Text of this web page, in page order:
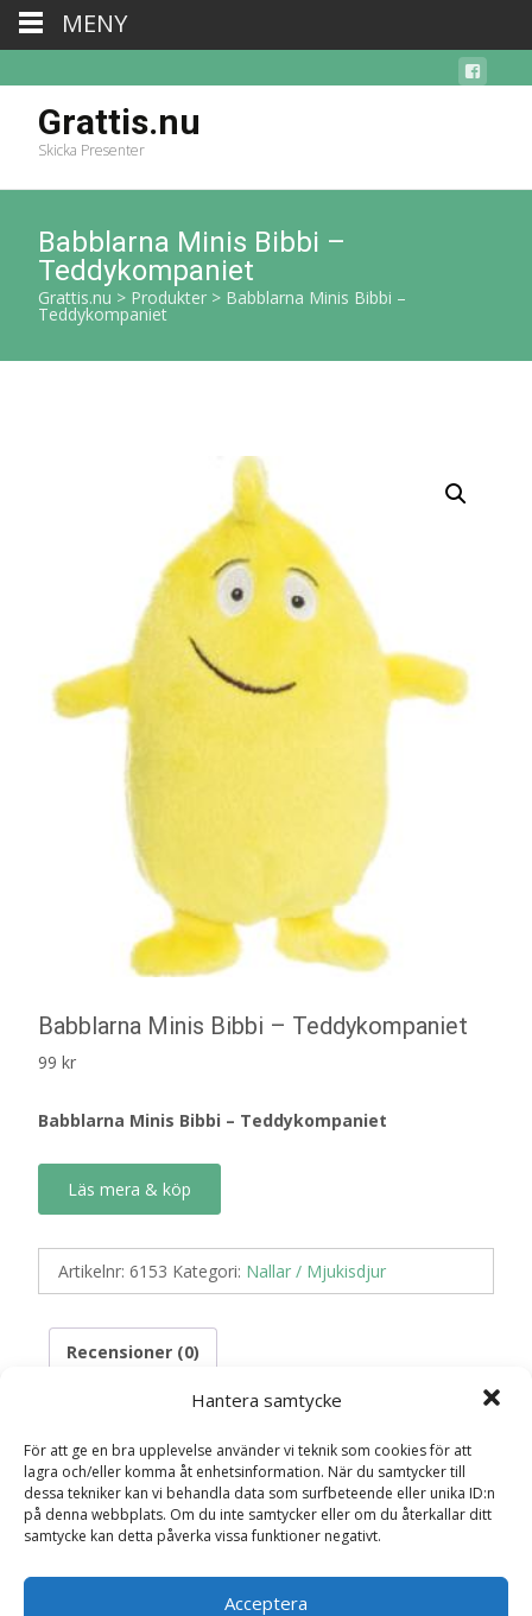
Hantera samtycke
För att ge en bra upplevelse använder vi teknik som cookies för att
lagra och/eller komma åt enhetsinformation. När du samtycker till
dessa tekniker kan vi behandla data som surfbeteende eller unika ID:n
på denna webbplats. Om du inte samtycker eller om du återkallar ditt
samtycke kan detta påverka vissa funktioner negativt.
Acceptera
Grattis.nu
Skicka Presenter
Babblarna Minis Bibbi –
Teddykompaniet
Grattis.nu > Produkter > Babblarna Minis Bibbi –
Teddykompaniet
Babblarna Minis Bibbi – Teddykompaniet
99 kr
Babblarna Minis Bibbi – Teddykompaniet
Läs mera & köp
Artikelnr: 6153 Kategori: Nallar / Mjukisdjur
Recensioner (0)
Recensioner
Det finns inga recensioner än.
Bli först med att recensera ”Babblarna
Minis Bibbi – Teddykompaniet”
MENY